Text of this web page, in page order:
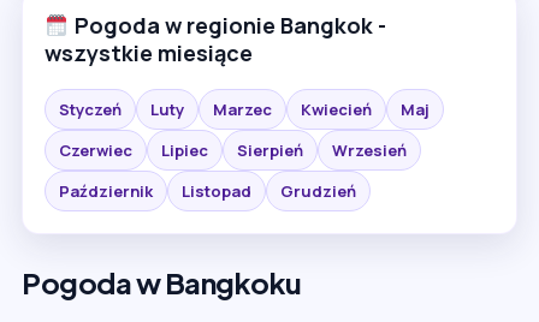
Pogoda w regionie Bangkok -
wszystkie miesiące
Styczeń Luty Marzec Kwiecień
Maj
Czerwiec
Lipiec Sierpień
Wrzesień
Październik
Listopad Grudzień
Pogoda w Bangkoku